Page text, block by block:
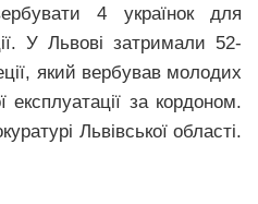
4 українок для
У Львові затримали 52-
який вербував молодих
експлуатації за кордоном.
Львівської області.